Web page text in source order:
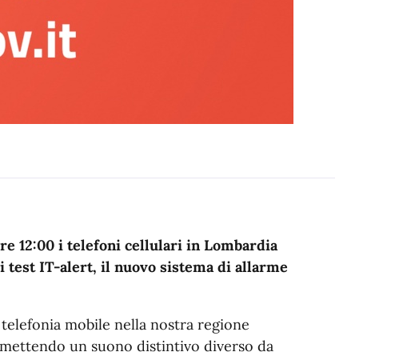
12:00 i telefoni cellulari in Lombardia
test IT-alert, il nuovo sistema di allarme
mobile nella nostra regione
un suono distintivo diverso da